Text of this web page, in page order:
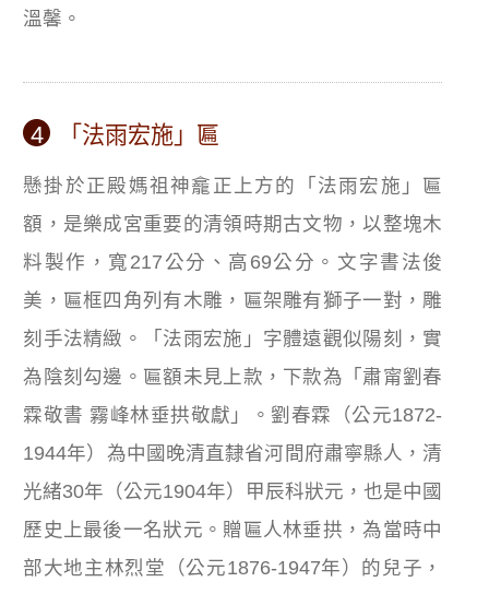
溫馨。
4 「法雨宏施」匾
懸掛於正殿媽祖神龕正上方的「法雨宏施」匾
額，是樂成宮重要的清領時期古文物，以整塊木
料製作，寬217公分、高69公分。文字書法俊
美，匾框四角列有木雕，匾架雕有獅子一對，雕
刻手法精緻。「法雨宏施」字體遠觀似陽刻，實
為陰刻勾邊。匾額未見上款，下款為「肅甯劉春
霖敬書 霧峰林垂拱敬獻」。劉春霖（公元1872-
1944年）為中國晚清直隸省河間府肅寧縣人，清
光緒30年（公元1904年）甲辰科狀元，也是中國
歷史上最後一名狀元。贈匾人林垂拱，為當時中
部大地主林烈堂（公元1876-1947年）的兒子，